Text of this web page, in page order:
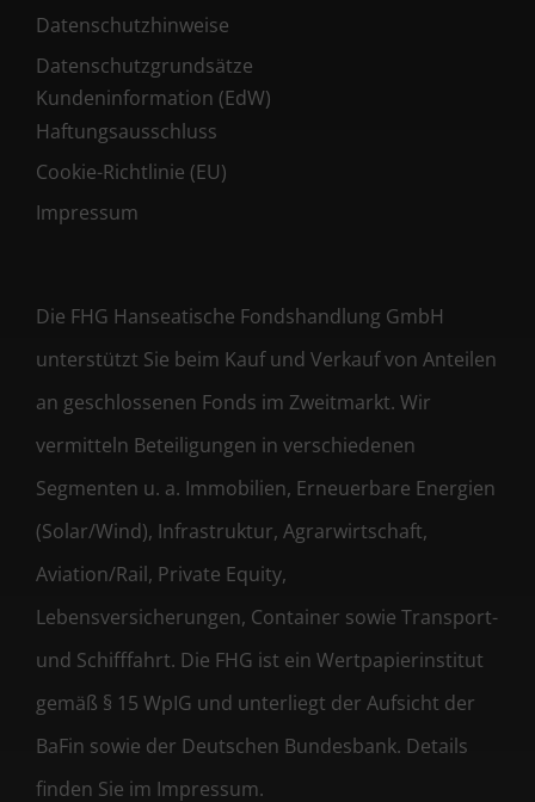
Datenschutzhinweise
Datenschutzgrundsätze
Kundeninformation (EdW)
Haftungsausschluss
Cookie-Richtlinie (EU)
Impressum
Die FHG Hanseatische Fondshandlung GmbH
unterstützt Sie beim Kauf und Verkauf von Anteilen
an geschlossenen Fonds im Zweitmarkt. Wir
vermitteln Beteiligungen in verschiedenen
Segmenten u. a. Immobilien, Erneuerbare Energien
(Solar/Wind), Infrastruktur, Agrarwirtschaft,
Aviation/Rail, Private Equity,
Lebensversicherungen, Container sowie Transport-
und Schifffahrt. Die FHG ist ein Wertpapierinstitut
gemäß § 15 WpIG und unterliegt der Aufsicht der
BaFin sowie der Deutschen Bundesbank. Details
finden Sie im Impressum.